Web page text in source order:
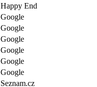
Happy End
Google
Google
Google
Google
Google
Google
Seznam.cz